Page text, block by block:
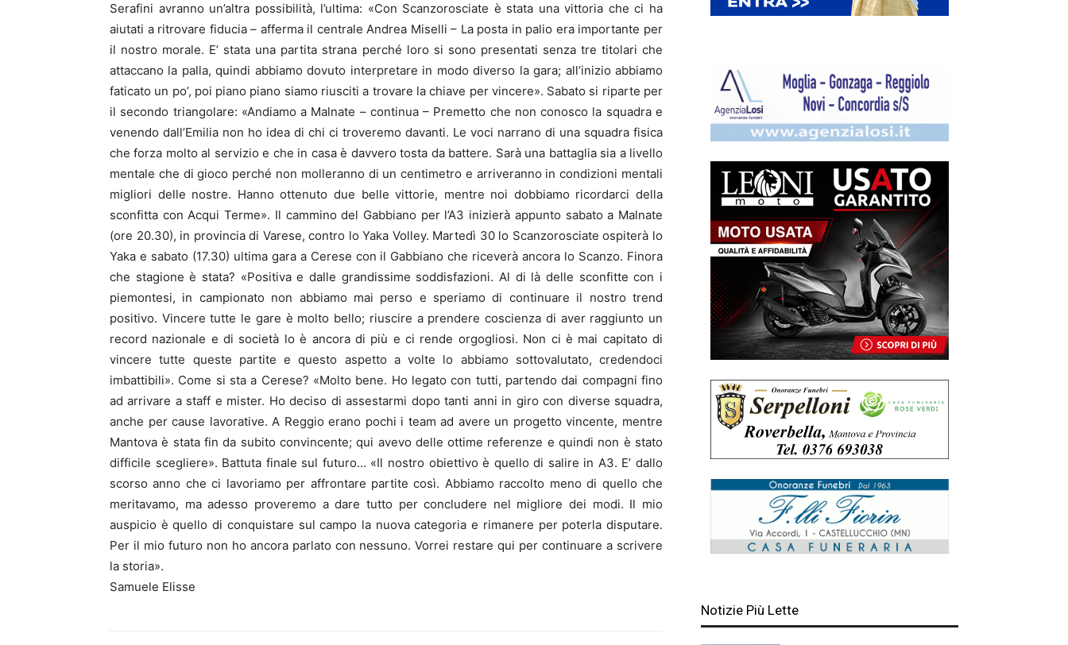
Serafini avranno un’altra possibilità, l’ultima: «Con Scanzorosciate è stata una vittoria che ci ha
aiutati a ritrovare fiducia – afferma il centrale Andrea Miselli – La posta in palio era importante per
il nostro morale. E’ stata una partita strana perché loro si sono presentati senza tre titolari che
attaccano la palla, quindi abbiamo dovuto interpretare in modo diverso la gara; all’inizio abbiamo
faticato un po’, poi piano piano siamo riusciti a trovare la chiave per vincere». Sabato si riparte per
il secondo triangolare: «Andiamo a Malnate – continua – Premetto che non conosco la squadra e
venendo dall’Emilia non ho idea di chi ci troveremo davanti. Le voci narrano di una squadra fisica
che forza molto al servizio e che in casa è davvero tosta da battere. Sarà una battaglia sia a livello
mentale che di gioco perché non molleranno di un centimetro e arriveranno in condizioni mentali
migliori delle nostre. Hanno ottenuto due belle vittorie, mentre noi dobbiamo ricordarci della
sconfitta con Acqui Terme». Il cammino del Gabbiano per l’A3 inizierà appunto sabato a Malnate
(ore 20.30), in provincia di Varese, contro lo Yaka Volley. Martedì 30 lo Scanzorosciate ospiterà lo
Yaka e sabato (17.30) ultima gara a Cerese con il Gabbiano che riceverà ancora lo Scanzo. Finora
che stagione è stata? «Positiva e dalle grandissime soddisfazioni. Al di là delle sconfitte con i
piemontesi, in campionato non abbiamo mai perso e speriamo di continuare il nostro trend
positivo. Vincere tutte le gare è molto bello; riuscire a prendere coscienza di aver raggiunto un
record nazionale e di società lo è ancora di più e ci rende orgogliosi. Non ci è mai capitato di
vincere tutte queste partite e questo aspetto a volte lo abbiamo sottovalutato, credendoci
imbattibili». Come si sta a Cerese? «Molto bene. Ho legato con tutti, partendo dai compagni fino
ad arrivare a staff e mister. Ho deciso di assestarmi dopo tanti anni in giro con diverse squadra,
anche per cause lavorative. A Reggio erano pochi i team ad avere un progetto vincente, mentre
Mantova è stata fin da subito convincente; qui avevo delle ottime referenze e quindi non è stato
difficile scegliere». Battuta finale sul futuro… «Il nostro obiettivo è quello di salire in A3. E’ dallo
scorso anno che ci lavoriamo per affrontare partite così. Abbiamo raccolto meno di quello che
meritavamo, ma adesso proveremo a dare tutto per concludere nel migliore dei modi. Il mio
auspicio è quello di conquistare sul campo la nuova categoria e rimanere per poterla disputare.
Per il mio futuro non ho ancora parlato con nessuno. Vorrei restare qui per continuare a scrivere
la storia».
Samuele Elisse
Notizie Più Lette